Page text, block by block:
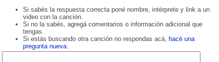
Si sabés la respuesta correcta poné nombre, intérprete y link a un
video con la canción.
Si no la sabés, agregá comentarios o información adicional que
tengas.
Si estás buscando otra canción no respondas acá, hacé una
pregunta nueva.